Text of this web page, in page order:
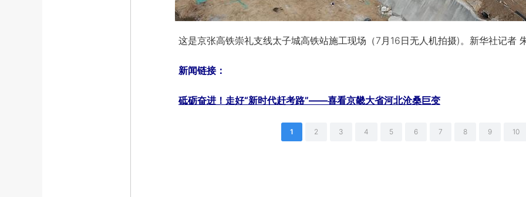
这是京张高铁崇礼支线太子城高铁站施工现场（7月16日无人机拍摄)。新华社记者
新闻链接：
砥砺奋进！走好“新时代赶考路”——喜看京畿大省河北沧桑巨变
1 2 3 4 5 6 7 8 9 10